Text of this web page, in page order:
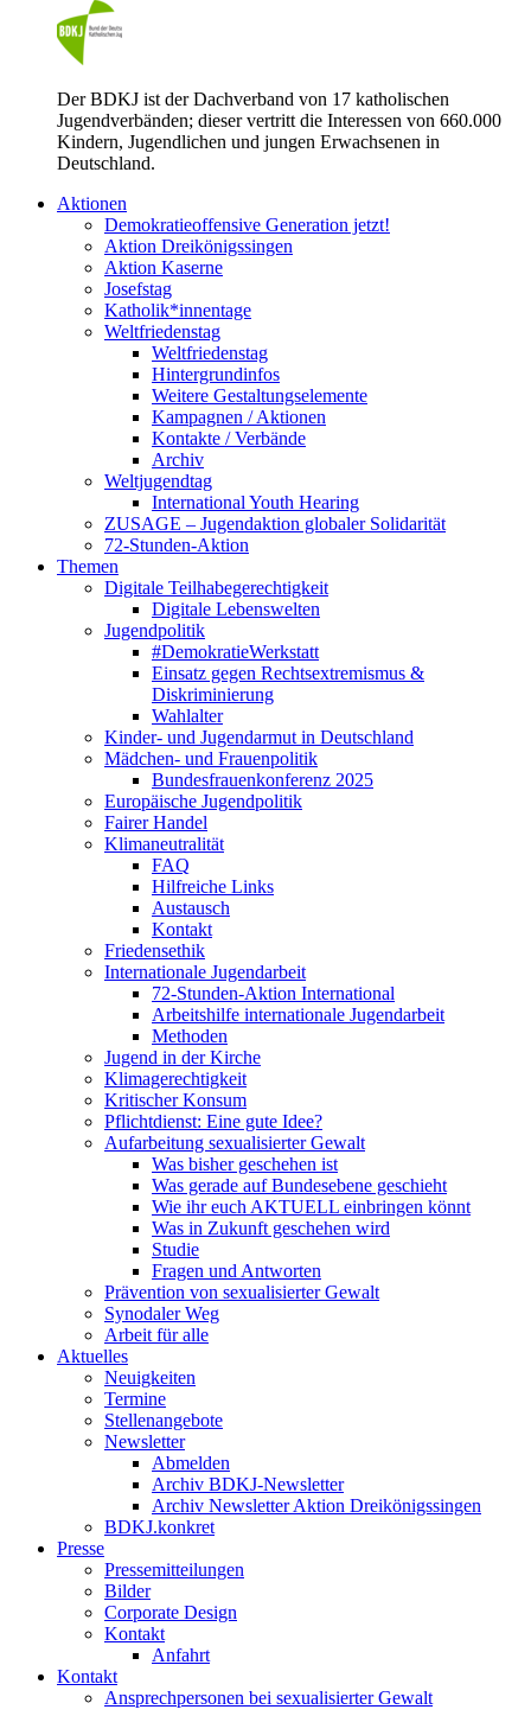
Der BDKJ ist der Dachverband von 17 katholischen
Jugendverbänden; dieser vertritt die Interessen von 660.000
Kindern, Jugendlichen und jungen Erwachsenen in
Deutschland.
Aktionen
Demokratieoffensive Generation jetzt!
Aktion Dreikönigssingen
Aktion Kaserne
Josefstag
Katholik*innentage
Weltfriedenstag
Weltfriedenstag
Hintergrundinfos
Weitere Gestaltungselemente
Kampagnen / Aktionen
Kontakte / Verbände
Archiv
Weltjugendtag
International Youth Hearing
ZUSAGE – Jugendaktion globaler Solidarität
72-Stunden-Aktion
Themen
Digitale Teilhabegerechtigkeit
Digitale Lebenswelten
Jugendpolitik
#DemokratieWerkstatt
Einsatz gegen Rechtsextremismus &
Diskriminierung
Wahlalter
Kinder- und Jugendarmut in Deutschland
Mädchen- und Frauenpolitik
Bundesfrauenkonferenz 2025
Europäische Jugendpolitik
Fairer Handel
Klimaneutralität
FAQ
Hilfreiche Links
Austausch
Kontakt
Friedensethik
Internationale Jugendarbeit
72-Stunden-Aktion International
Arbeitshilfe internationale Jugendarbeit
Methoden
Jugend in der Kirche
Klimagerechtigkeit
Kritischer Konsum
Pflichtdienst: Eine gute Idee?
Aufarbeitung sexualisierter Gewalt
Was bisher geschehen ist
Was gerade auf Bundesebene geschieht
Wie ihr euch AKTUELL einbringen könnt
Was in Zukunft geschehen wird
Studie
Fragen und Antworten
Prävention von sexualisierter Gewalt
Synodaler Weg
Arbeit für alle
Aktuelles
Neuigkeiten
Termine
Stellenangebote
Newsletter
Abmelden
Archiv BDKJ-Newsletter
Archiv Newsletter Aktion Dreikönigssingen
BDKJ.konkret
Presse
Pressemitteilungen
Bilder
Corporate Design
Kontakt
Anfahrt
Kontakt
Ansprechpersonen bei sexualisierter Gewalt